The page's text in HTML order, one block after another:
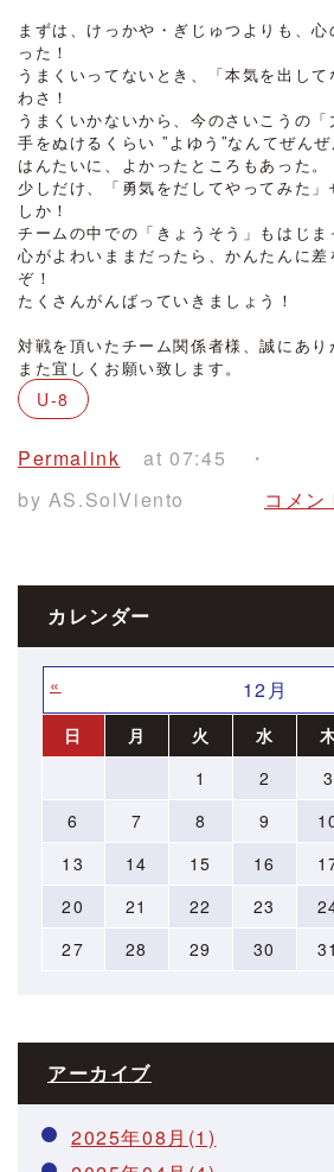
まずは、けっかや・ぎじゅつよりも、心
った！
うまくいってないとき、「本気を出して
わさ！
うまくいかないから、今のさいこうの「
手をぬけるくらい ”よゆう”なんてぜんぜ
はんたいに、よかったところもあった。
少しだけ、「勇気をだしてやってみた
しか！
チームの中での「きょうそう」もはじま
心がよわいままだったら、かんたんに差
ぞ！
たくさんがんばっていきましょう！
対戦を頂いたチーム関係者様、誠にあり
また宜しくお願い致します。
U-8
Permalink
by AS.SolViento
at 07:45
コメン
カレンダー
« 12月
日 月 火 水
1
2 3
6
7 8 9
13
14 15 16
20
21 22 23
27
28 29 30 31
アーカイブ
2025年08月(1)